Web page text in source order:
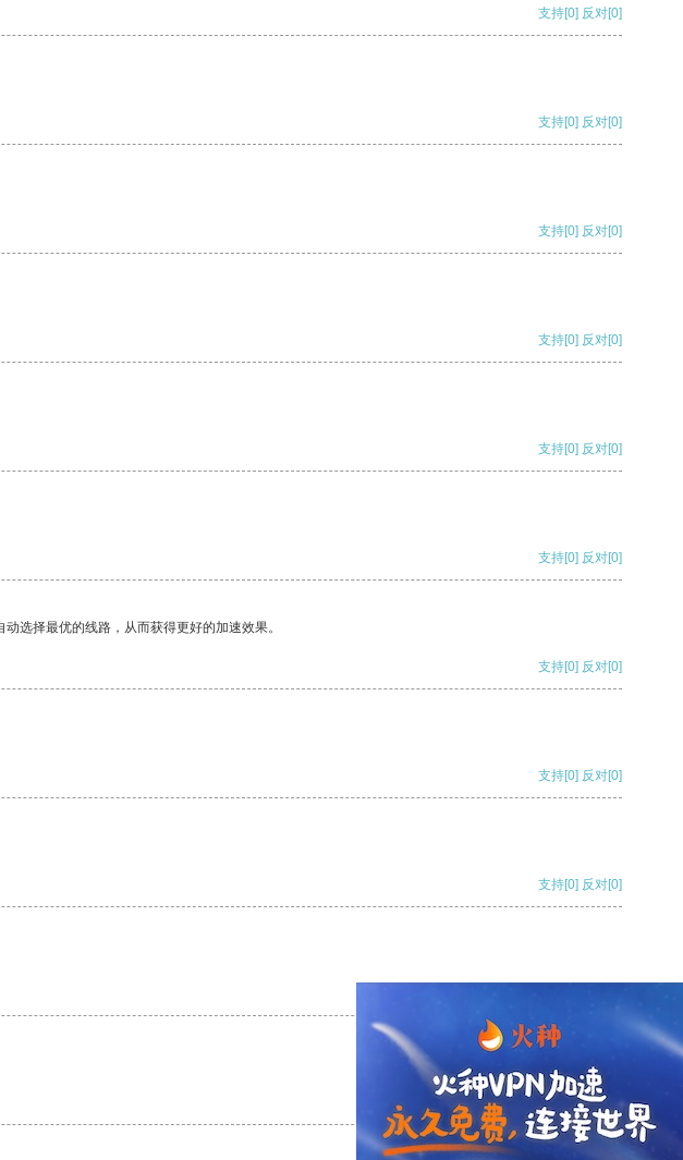
支持[0] 反对[0]
支持[0] 反对[0]
支持[0] 反对[0]
支持[0] 反对[0]
支持[0] 反对[0]
支持[0] 反对[0]
选择最优的线路，从而获得更好的加速效果。
支持[0] 反对[0]
支持[0] 反对[0]
支持[0] 反对[0]
支持 [0] 反对 [0]